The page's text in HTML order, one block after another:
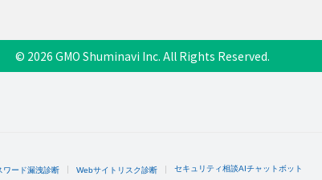
© 2026 GMO Shuminavi Inc. All Rights Reserved.